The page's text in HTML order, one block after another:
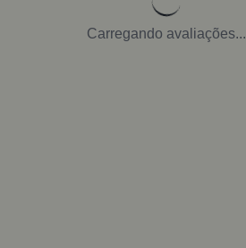
Carregando avaliações...